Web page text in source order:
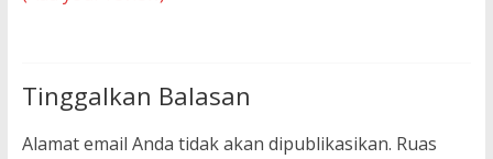
Tinggalkan Balasan
Alamat email Anda tidak akan dipublikasikan. Ruas